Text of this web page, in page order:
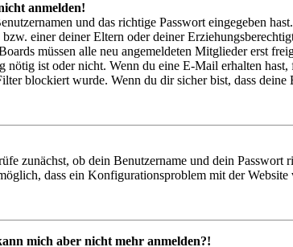
anmelden!
und das richtige Passwort eingegeben
bzw. einer deiner Eltern oder deiner
müssen alle neu angemeldeten Mitglieder erst
ist oder nicht. Wenn du eine E-Mail erhalten
blockiert wurde. Wenn du dir sicher bist, dass
zunächst, ob dein Benutzername und dein
dass ein Konfigurationsproblem mit der
mich aber nicht mehr anmelden?!